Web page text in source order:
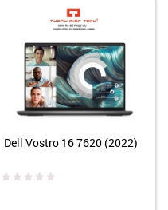
Dell Vostro 16 7620 (2022)